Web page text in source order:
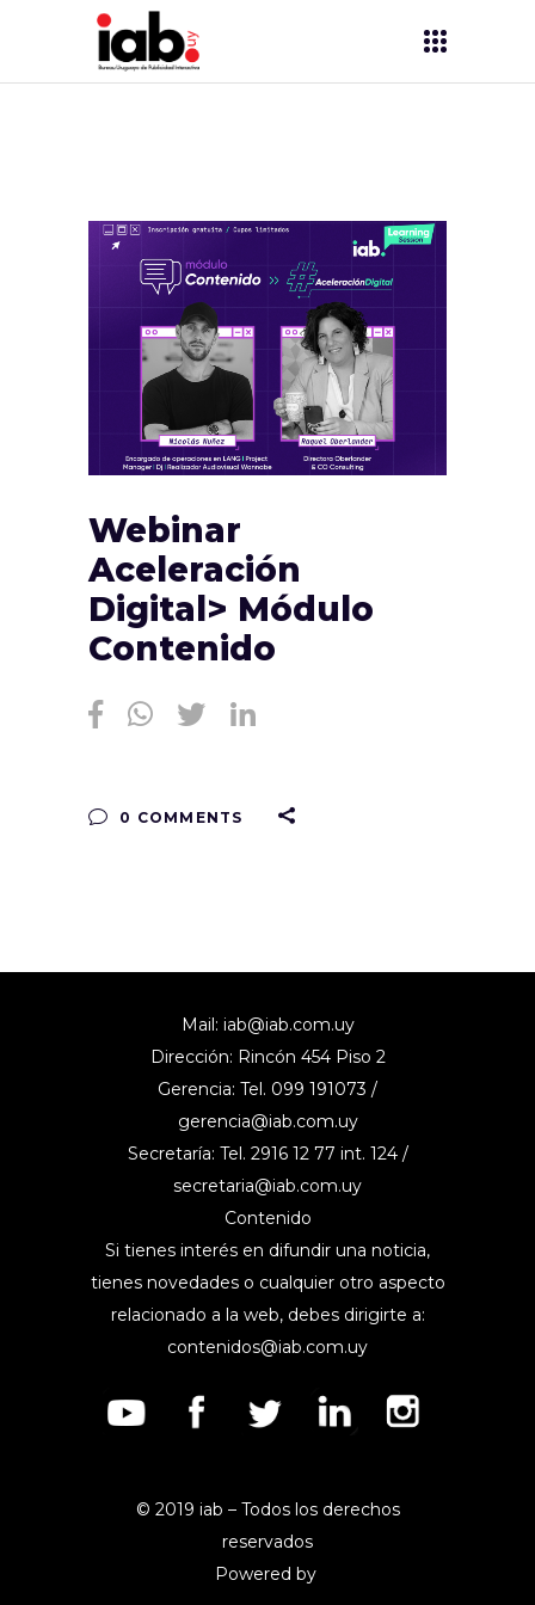
Webinar
Aceleración
Digital> Módulo
Contenido
0 COMMENTS
Mail: iab@iab.com.uy
Dirección: Rincón 454 Piso 2
Gerencia: Tel. 099 191073 /
gerencia@iab.com.uy
Secretaría: Tel. 2916 12 77 int. 124 /
secretaria@iab.com.uy
Contenido
Si tienes interés en difundir una noticia,
tienes novedades o cualquier otro aspecto
relacionado a la web, debes dirigirte a:
contenidos@iab.com.uy
© 2019 iab – Todos los derechos
reservados
Powered by